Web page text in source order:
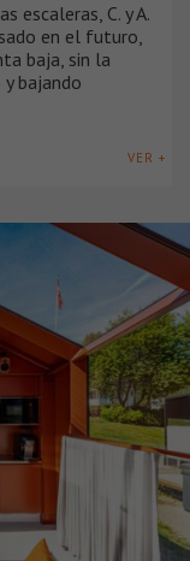
escaleras, C. y A.
en el futuro,
baja, sin la
bajando
VER +